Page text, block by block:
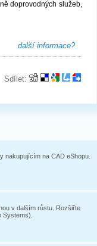
doprovodných služeb,
další informace?
Sdílet:
nakupujícím na CAD eShopu.
v dalším růstu. Rozšiřte
Systems).